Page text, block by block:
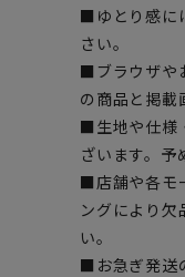
■ゆとり感に
さい。
■ブラウザや
の商品と掲載
■生地や仕様
ざいます。予
■店舗や各モ
ングにより
い。
■お急ぎ発送